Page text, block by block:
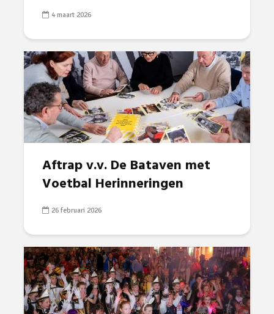
4 maart 2026
Aftrap v.v. De Bataven met
Voetbal Herinneringen
26 februari 2026